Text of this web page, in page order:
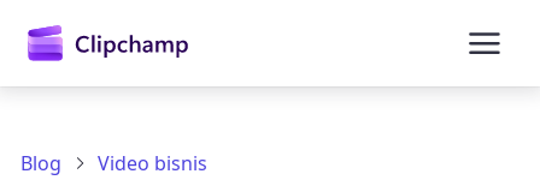
utama
Blog Video bisnis